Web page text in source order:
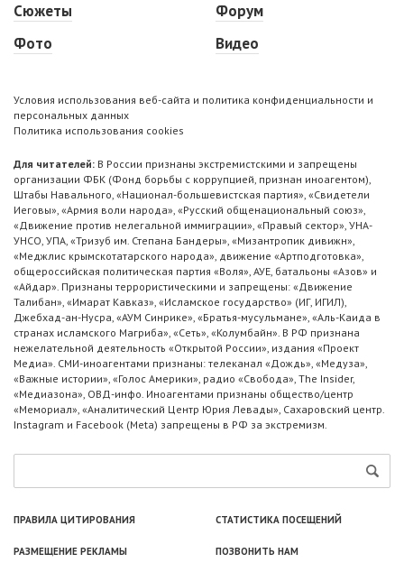
Сюжеты
Фото
Форум
Видео
Условия использования веб-сайта и политика конфиденциальности и
персональных данных
Политика использования cookies
Для читателей: В России признаны экстремистскими и запрещены
организации ФБК (Фонд борьбы с коррупцией, признан иноагентом),
Штабы Навального, «Национал-большевистская партия», «Свидетели
Иеговы», «Армия воли народа», «Русский общенациональный союз»,
«Движение против нелегальной иммиграции», «Правый сектор», УНА-
УНСО, УПА, «Тризуб им. Степана Бандеры», «Мизантропик дивижн»,
«Меджлис крымскотатарского народа», движение «Артподготовка»,
общероссийская политическая партия «Воля», АУЕ, батальоны «Азов» и
«Айдар». Признаны террористическими и запрещены: «Движение
Талибан», «Имарат Кавказ», «Исламское государство» (ИГ, ИГИЛ),
Джебхад-ан-Нусра, «АУМ Синрике», «Братья-мусульмане», «Аль-Каида в
странах исламского Магриба», «Сеть», «Колумбайн». В РФ признана
нежелательной деятельность «Открытой России», издания «Проект
Медиа». СМИ-иноагентами признаны: телеканал «Дождь», «Медуза»,
«Важные истории», «Голос Америки», радио «Свобода», The Insider,
«Медиазона», ОВД-инфо. Иноагентами признаны общество/центр
«Мемориал», «Аналитический Центр Юрия Левады», Сахаровский центр.
Instagram и Facebook (Metа) запрещены в РФ за экстремизм.
ПРАВИЛА ЦИТИРОВАНИЯ СТАТИСТИКА ПОСЕЩЕНИЙ
РАЗМЕЩЕНИЕ РЕКЛАМЫ ПОЗВОНИТЬ НАМ